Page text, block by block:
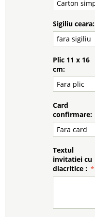
Sigiliu ceara:
Plic 11 x 16
cm:
Card
confirmare:
Textul
invitatiei cu
diacritice :